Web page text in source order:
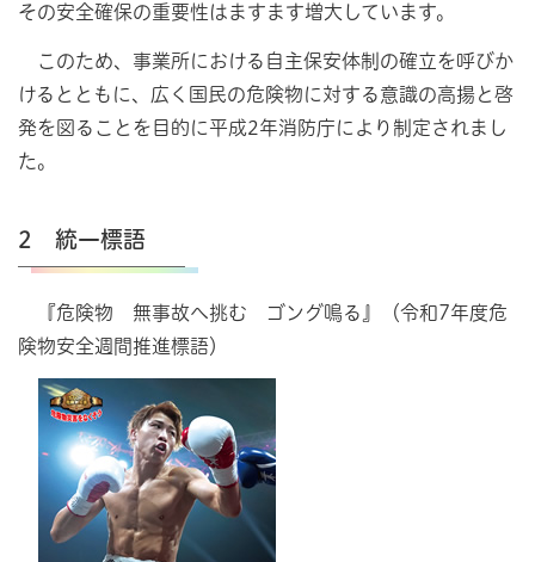
その安全確保の重要性はますます増大しています。
このため、事業所における自主保安体制の確立を呼びか
けるとともに、広く国民の危険物に対する意識の高揚と啓
発を図ることを目的に平成2年消防庁により制定されまし
た。
2 統一標語
『危険物 無事故へ挑む ゴング鳴る』（令和7年度危
険物安全週間推進標語）